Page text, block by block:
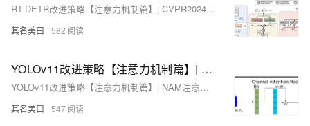
RT-DETR改进策略【注意力机制篇】| CVPR2024 CAA上下文锚点注意力机制
其名美曰 582
YOLOv11改进策略【注意力机制篇】| NAM注意力 即插即用模块，重新优化通道和空间注意力
YOLOv11改进策略【注意力机制篇】| NAM注意力 即插即用模块，重新优化通道和空间注意力
其名美曰 547